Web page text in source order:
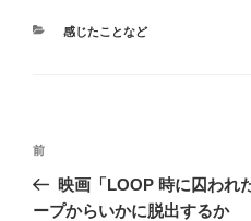
カ
感じたことなど
投
ナ
前
の
前
映画「LOOP 時に囚われ
ープからいかに脱出するか